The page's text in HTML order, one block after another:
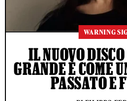
WARNING
IL NUOVO
GRANDE È COME
PASSATO E